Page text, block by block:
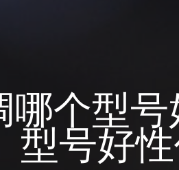
哪个型
型号好